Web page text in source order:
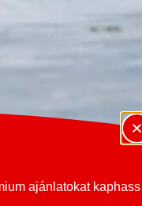
ajánlatokat kaphass